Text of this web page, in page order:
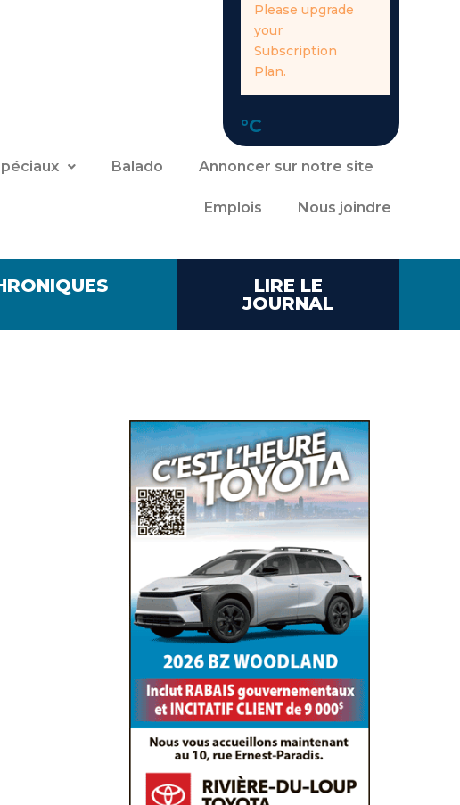
Please upgrade
your
Subscription
Plan.
°C
Balado Annoncer sur notre site
Emplois Nous joindre
LIRE LE
JOURNAL